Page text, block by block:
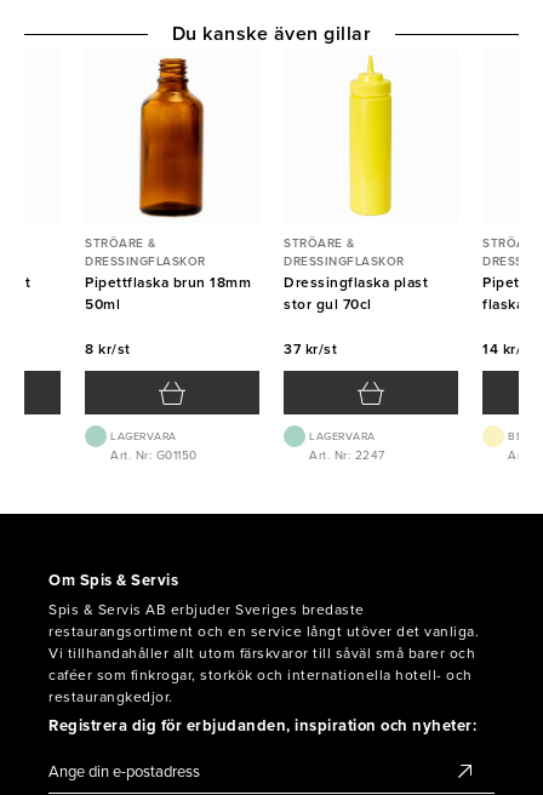
STRÖARE &
DRESSINGFLASKOR
Pipettflaska brun 18mm
50ml
8 kr/st
LAGERVARA
Art. Nr: G01150
STRÖARE &
DRESSINGFLASKOR
Dressingflaska plast
stor gul 70cl
37 kr/st
LAGERVARA
Art. Nr: 2247
Pipett
flaska
14 kr/st
Art.
Du kanske även gillar
Om Spis & Servis
Spis & Servis AB erbjuder Sveriges bredaste
restaurangsortiment och en service långt utöver det vanliga.
Vi tillhandahåller allt utom färskvaror till såväl små barer och
caféer som finkrogar, storkök och internationella hotell- och
restaurangkedjor.
Registrera dig för erbjudanden, inspiration och nyheter: